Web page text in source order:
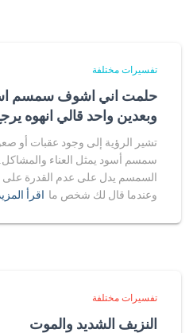
تفسيرات مختلفة
حلمت اني اشوف سمسم
وبعدين واحد قالي انهوه
تشير الرؤية إلى وجود عقبات أو
سمسم أسود يمثل العناء
السمسم يدل على عدم القدرة على
وعندما قال لك شخص ما اقرأ
تفسيرات مختلفة
النزيف الشديد والموت